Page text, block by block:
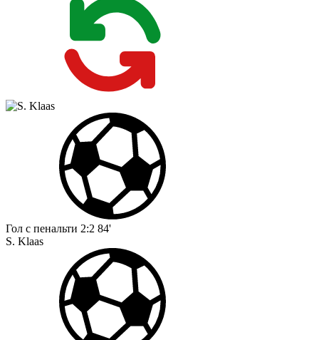
Гол с пенальти 2:2 84'
S. Klaas